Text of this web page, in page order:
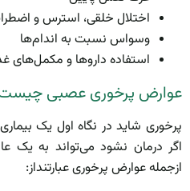
اختلال خلقی، استرس و
وسواس نسبت به اندام‌ها
استفاده داروها و مکمل‌های
عوارض پرخوری عصبی
پرخوری شاید در نگاه اول یک
اگر درمان نشود می‌تواند به یک
ازجمله عوارض پرخوری عبارتنداز: